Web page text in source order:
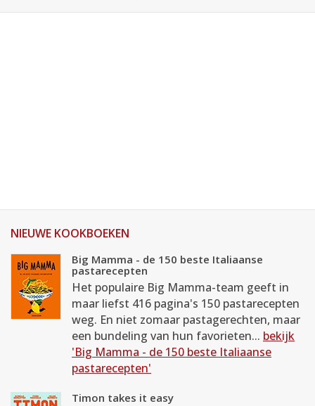
NIEUWE KOOKBOEKEN
Big Mamma - de 150 beste Italiaanse
pastarecepten
Het populaire Big Mamma-team geeft in
maar liefst 416 pagina's 150 pastarecepten
weg. En niet zomaar pastagerechten, maar
een bundeling van hun favorieten... bekijk
'Big Mamma - de 150 beste Italiaanse
pastarecepten'
Timon takes it easy